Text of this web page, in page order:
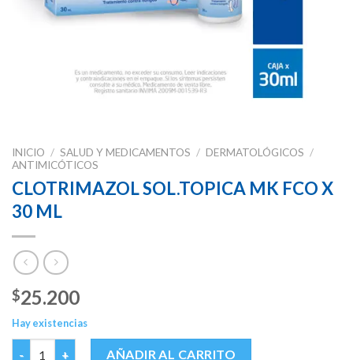
INICIO / SALUD Y MEDICAMENTOS / DERMATOLÓGICOS /
ANTIMICÓTICOS
CLOTRIMAZOL SOL.TOPICA MK FCO X
30 ML
$25.200
Hay existencias
CLOTRIMAZOL SOL.TOPICA MK FCO X 30 ML cantidad
AÑADIR AL CARRITO